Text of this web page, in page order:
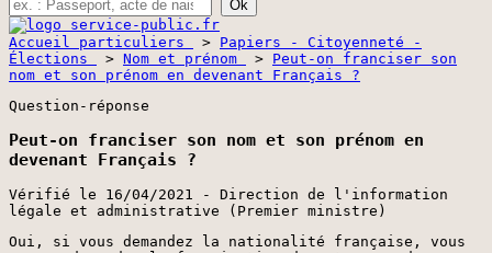
Accueil particuliers > Papiers - Citoyenneté -
Élections
> Nom et prénom > Peut-on franciser son
nom et son prénom en devenant Français ?
Question-réponse
Peut-on franciser son nom et son prénom en
devenant Français ?
Vérifié le 16/04/2021 - Direction de l'information
légale et administrative (Premier ministre)
Oui, si vous demandez la nationalité française, vous